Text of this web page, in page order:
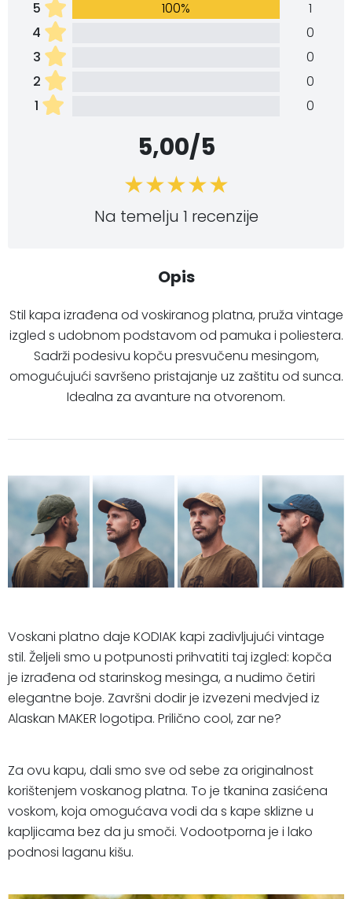
5 100%
1
4
0
3
0
2
0
1
0
5,00/5
Na temelju 1 recenzije
Opis
Stil kapa izrađena od voskiranog platna, pruža vintage
izgled s udobnom podstavom od pamuka i poliestera.
Sadrži podesivu kopču presvučenu mesingom,
omogućujući savršeno pristajanje uz zaštitu od sunca.
Idealna za avanture na otvorenom.
Voskani platno daje KODIAK kapi zadivljujući vintage
stil. Željeli smo u potpunosti prihvatiti taj izgled: kopča
je izrađena od starinskog mesinga, a nudimo četiri
elegantne boje. Završni dodir je izvezeni medvjed iz
Alaskan MAKER logotipa. Prilično cool, zar ne?
Za ovu kapu, dali smo sve od sebe za originalnost
korištenjem voskanog platna. To je tkanina zasićena
voskom, koja omogućava vodi da s kape sklizne u
kapljicama bez da ju smoči. Vodootporna je i lako
podnosi laganu kišu.